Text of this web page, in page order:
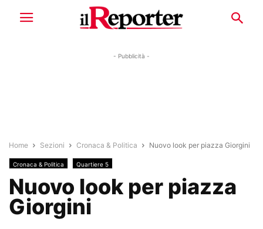
- Pubblicità -
Home Sezioni Cronaca & Politica Nuovo look per piazza Giorgini
Cronaca & Politica Quartiere 5
Nuovo look per piazza
Giorgini